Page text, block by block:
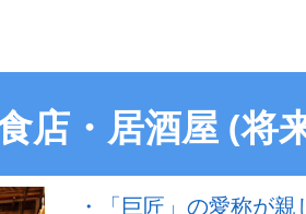
店・居酒屋 (将
・「巨匠」の愛称が